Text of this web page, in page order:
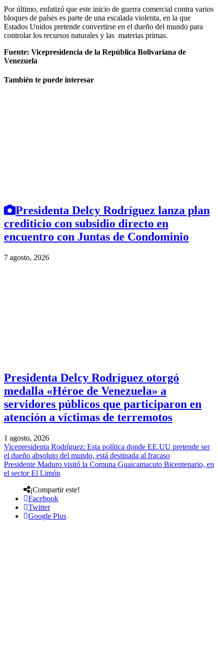
Por último, enfatizó que este inicio de guerra comercial contra varios
bloques de países es parte de una escalada violenta, en la que
Estados Unidos pretende convertirse en el dueño del mundo para
controlar los recursos naturales y las materias primas.
Fuente: Vicepresidencia de la República Bolivariana de
Venezuela
También te puede interesar
Presidenta Delcy Rodríguez lanza plan
crediticio con subsidio directo en
encuentro con Juntas de Condominio
7 agosto, 2026
Presidenta Delcy Rodríguez otorgó
medalla «Héroe de Venezuela» a
servidores públicos que participaron en
atención a víctimas de terremotos
1 agosto, 2026
Vicepresidenta Rodríguez: Esta política donde EE.UU pretende ser
el dueño absoluto del mundo, está destinada al fracaso
Presidente Maduro visitó la Comuna Guaicamacuto Bicentenario, en
el sector El Limón
¡Compartir este!
Facebook
Twitter
Google Plus